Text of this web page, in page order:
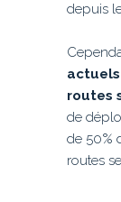
depuis
routes
de
de 50%
routes